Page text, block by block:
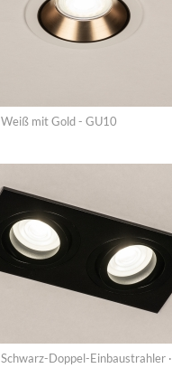
Weiß mit Gold - GU10
Schwarz-Doppel-Einbaustrahler ·